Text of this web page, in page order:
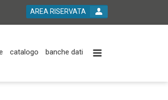
AREA RISERVATA
catalogo banche dati